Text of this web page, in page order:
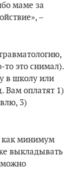
маме за
–
то это снимал).
в школу или
Вам оплатят 1)
3)
как минимум
выкладывать
можно